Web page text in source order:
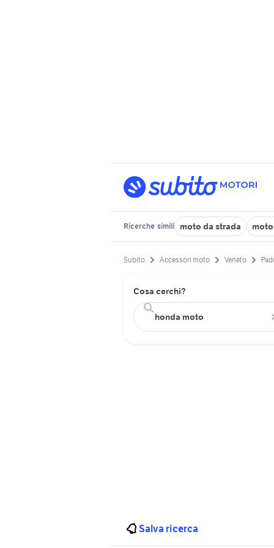
Ricerche simili moto da strada
Subito Accessori moto Veneto
Cosa cerchi?
Salva ricerca